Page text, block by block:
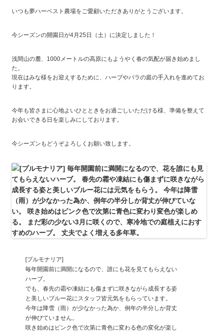
いつも夢ハーベスト農場をご愛顧いただきありがとうございます。
今シーズンの開園日が4月25日（土）に決定しました！
浅間山の麓、1000メートルの高原にもようやく春の気配が届き始めまし
た。
現在はみな様をお迎えするために、ハーブやバラの庭の手入れを進めてお
ります。
今年も皆さまに心地よいひとときをお過ごしいただける様、準備を整えて
お会いできる日を楽しみにしております。
今シーズンもどうぞよろしくお願い致します。
[プルモナリア]
毎年開園前に満開になるので、誰にも花を見てもらえない
ハーブ。
でも、春先の霜や凍結にも傷まずに咲きながら成長する姿
と美しいブルー花にスタッフ皆元気をもらっています。
今年は降雪（雨）が少なかった為か、例年の半分しか背丈
が伸びていません。
咲き始めはピンク色で次第に青色に変わる色の変化が楽し